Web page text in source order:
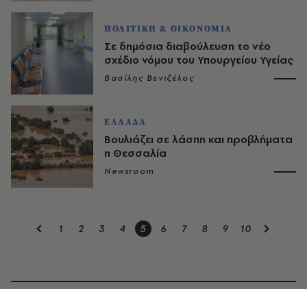
ΠΟΛΙΤΙΚΗ & ΟΙΚΟΝΟΜΙΑ
Σε δημόσια διαβούλευση το νέο
σχέδιο νόμου του Υπουργείου Υγείας
Βασίλης Βενιζέλος
ΕΛΛΑΔΑ
Βουλιάζει σε λάσπη και προβλήματα
η Θεσσαλία
Newsroom
1 2 3 4 5 6 7 8 9 10